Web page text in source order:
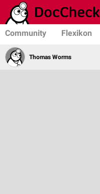
Community Flexikon
Thomas Worms